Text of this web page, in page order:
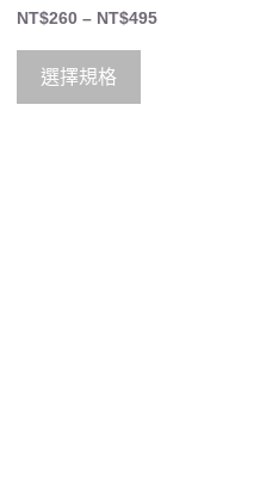
0
o
5
NT$260 – NT$495
選擇規格